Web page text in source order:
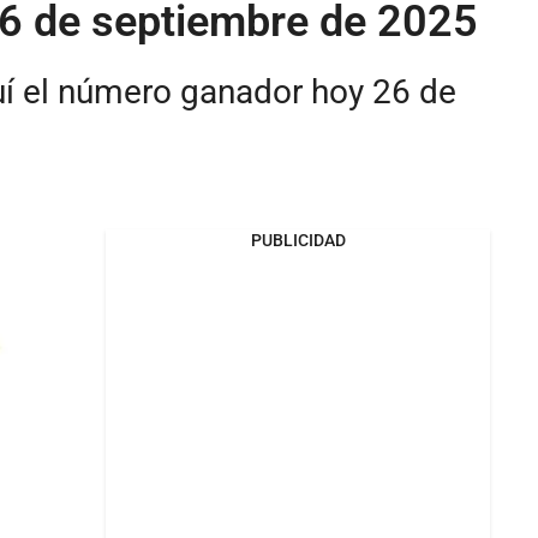
de septiembre de 2025
el número ganador hoy 26 de
PUBLICIDAD